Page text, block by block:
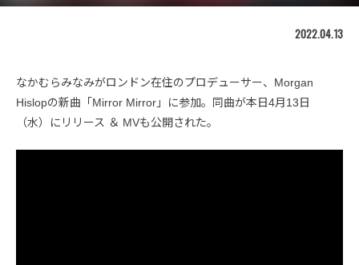
2022.04.13
なかむらみなみがロンドン在住のプロデューサー、Morgan
Hislopの新曲「Mirror Mirror」に参加。同曲が本日4月13日
（水）にリリース ＆ MVも公開された。